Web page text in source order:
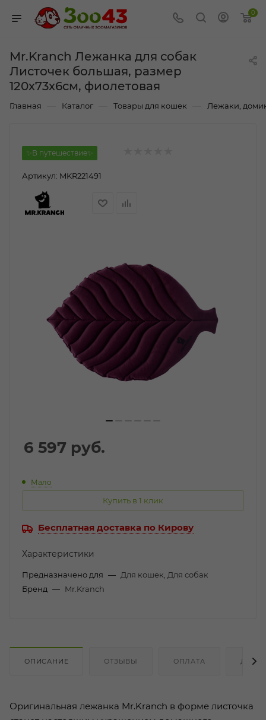
0
Mr.Kranch Лежанка для собак
Листочек большая, размер
120х73х6см, фиолетовая
Главная Каталог Товары для кошек Лежаки,
✨В путешествие✨
Артикул: MKR221491
6 597 руб.
Мало
Купить в 1 клик
Бесплатная доставка по Кирову
Характеристики
Предназначено для — Для кошек, Для собак
Бренд — Mr.Kranch
ОПИСАНИЕ ОТЗЫВЫ ОПЛАТА
Оригинальная лежанка Mr.Kranch в форме листочка